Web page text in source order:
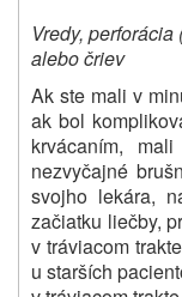
Vredy,
alebo čriev
Ak ste mali v
ak bol
krvácaním,
nezvyčajné
svojho lekára,
začiatku liečby,
v tráviacom
u starších